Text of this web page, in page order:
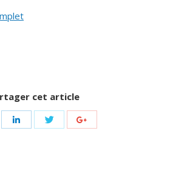
cet article
Share